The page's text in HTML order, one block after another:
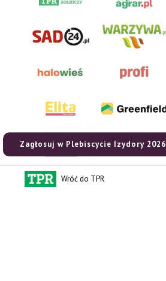
Zagłosuj w Plebiscycie Izydory 2026
Wróć do TPR